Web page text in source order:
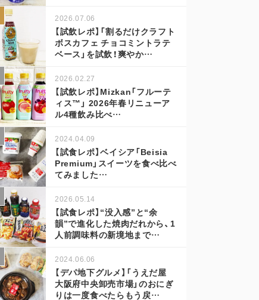
2026.07.06
【試飲レポ】「割るだけクラフト
ボスカフェ チョコミントラテ
ベース」を試飲！爽やか…
2026.02.27
【試飲レポ】Mizkan「フルーテ
ィス™」 2026年春リニューア
ル4種飲み比べ…
2024.04.09
【試食レポ】ベイシア「Beisia
Premium」スイーツを食べ比べ
てみました…
2026.05.14
【試食レポ】“没入感”と“余
韻”で進化した焼肉だれから、1
人前調味料の新境地まで…
2024.06.06
【デパ地下グルメ】「うえだ屋
大阪府中央卸売市場」のおにぎ
りは一度食べたらもう戻…